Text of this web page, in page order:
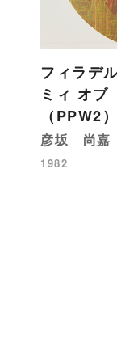
フィラデ
ミィ オブ
（PPW2）
彦坂 尚嘉
1982